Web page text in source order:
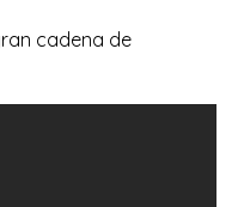
cadena de